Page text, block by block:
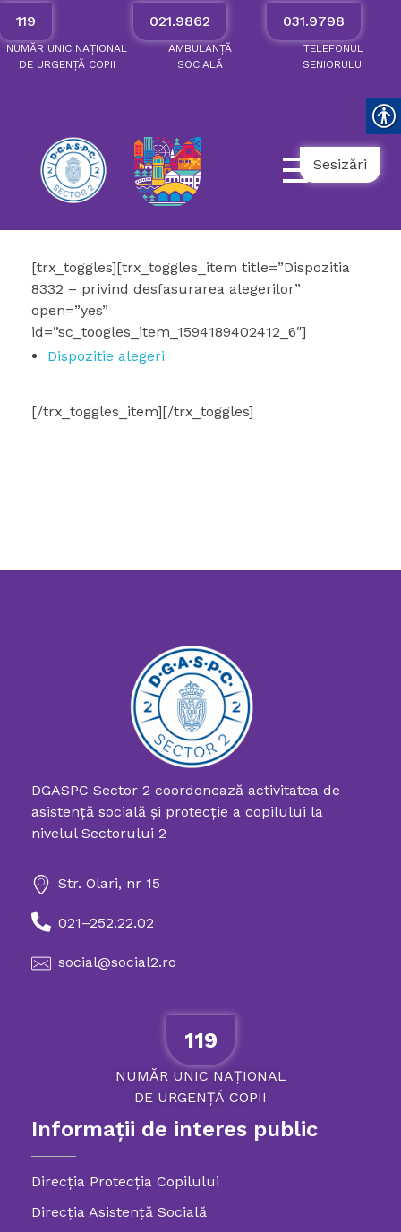
119
NUMĂR UNIC NAȚIONAL
DE URGENȚĂCOPII
021.9862
AMBULANȚĂ
SOCIALĂ
031.9798
TELEFONUL
SENIORULUI
Sesizări
[trx_toggles][trx_toggles_item title=”Dispozitia
8332 – privind desfasurarea alegerilor”
open=”yes”
id=”sc_toogles_item_1594189402412_6″]
Dispozitie alegeri
[/trx_toggles_item][/trx_toggles]
Directia Generala de Asistenta Sociala si Protectia Copilului Sector 2
DGASPC Sector 2 coordonează activitatea de
asistenţă socială şi protecţie a copilului la
nivelul Sectorului 2
Str. Olari, nr 15
021–252.22.02
social@social2.ro
119
NUMĂRUNIC NAȚIONAL
DE URGENȚĂ COPII
Informații de interes public
Direcția Protecția Copilului
Direcția Asistență Socială